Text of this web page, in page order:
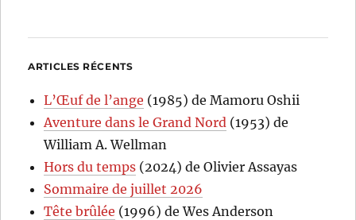
ARTICLES RÉCENTS
L’Œuf de l’ange (1985) de Mamoru Oshii
Aventure dans le Grand Nord (1953) de
William A. Wellman
Hors du temps (2024) de Olivier Assayas
Sommaire de juillet 2026
Tête brûlée (1996) de Wes Anderson